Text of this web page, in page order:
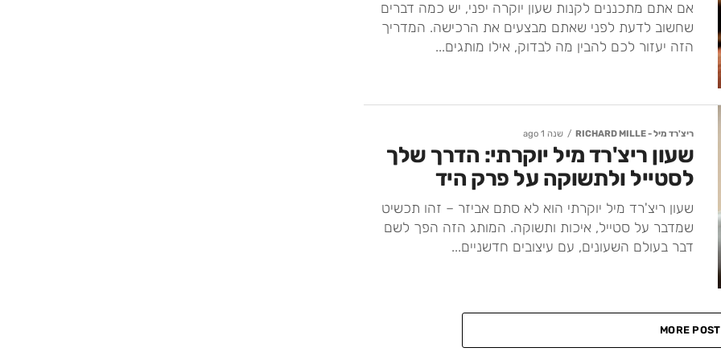
אם אתם מתכננים לקנות שעון יוקרה יפני, יש כמה דברים
שחשוב לדעת לפני שאתם מבצעים את הרכישה. המדריך
הזה יעזור לכם להבין מה לבדוק, אילו מותגים...
ריצ'רד מיל - RICHARD MILLE שנה 1 ago
שעון ריצ'רד מיל יוקרתי: הדרך שלך
לסטייל ולתשוקה על פרק היד
שעון ריצ'רד מיל יוקרתי הוא לא סתם אביזר – זהו תכשיט
שמדבר על סטייל, איכות ותשוקה. המותג הזה הפך לשם
דבר בעולם השעונים, עם עיצובים חדשניים...
MORE